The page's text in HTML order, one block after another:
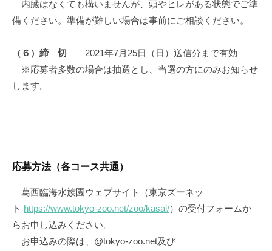
内臓はなくても構いませんが、頭やヒレがある状態でご準
備ください。準備が難しい場合は事前にご相談ください。
（６）締 切 2021年7月25日（日）送信分まで有効
※応募者多数の場合は抽選とし、当選の方にのみお知らせ
します。
応募方法（各コース共通）
葛西臨海水族園ウェブサイト（東京ズーネッ
ト https://www.tokyo-zoo.net/zoo/kasai/）の受付フォームか
らお申し込みください。
お申込みの際は、@tokyo-zoo.net及び